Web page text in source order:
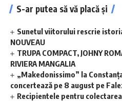
S-ar putea să vă placă și
Sunetul viitorului rescrie
NOUVEAU
TRUPA COMPACT, JOHNY
RIVIERA MANGALIA
„Makedonissimo” la
concertează pe 8 august pe
Recipientele pentru